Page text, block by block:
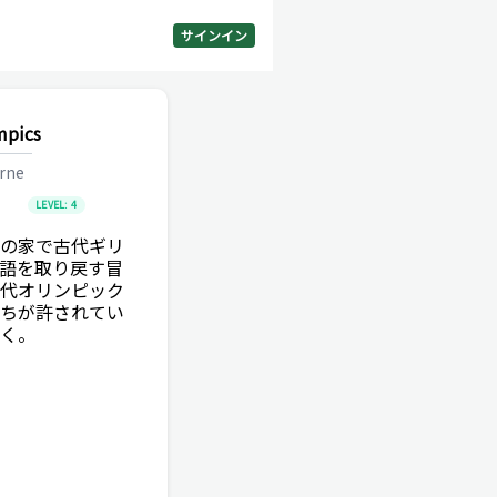
サインイン
LEVEL: 4
家で古代ギリ
を取り戻す冒
オリンピック
が許されてい
。